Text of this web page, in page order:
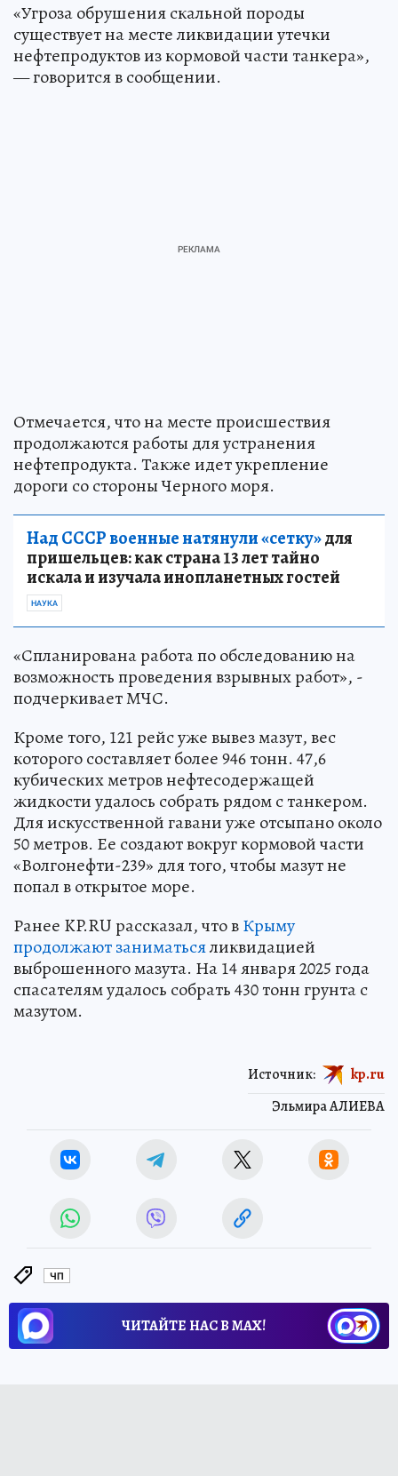
«Угроза обрушения скальной породы
существует на месте ликвидации утечки
нефтепродуктов из кормовой части танкера»,
— говорится в сообщении.
Отмечается, что на месте происшествия
продолжаются работы для устранения
нефтепродукта. Также идет укрепление
дороги со стороны Черного моря.
Над СССР военные натянули «сетку»для
пришельцев: как страна 13 лет тайно
искала и изучала инопланетных гостей
НАУКА
«Спланирована работа по обследованию на
возможность проведения взрывных работ», -
подчеркивает МЧС.
Кроме того, 121 рейс уже вывез мазут, вес
которого составляет более 946 тонн. 47,6
кубических метров нефтесодержащей
жидкости удалось собрать рядом с танкером.
Для искусственной гавани уже отсыпано около
50 метров. Ее создают вокруг кормовой части
«Волгонефти-239» для того, чтобы мазут не
попал в открытое море.
Ранее KP.RU рассказал, что вКрыму
продолжают заниматьсяликвидацией
выброшенного мазута. На 14 января 2025 года
спасателям удалось собрать 430 тонн грунта с
мазутом.
Эльмира АЛИЕВА
Источник: kp.ru
ЧП
ЧИТАЙТЕ НАС В МАХ!